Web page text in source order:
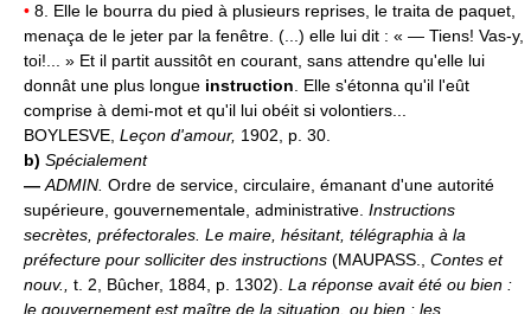
• 8. Elle le bourra du pied à plusieurs reprises, le traita de paquet,
menaça de le jeter par la fenêtre. (...) elle lui dit : « — Tiens! Vas-y,
toi!... » Et il partit aussitôt en courant, sans attendre qu'elle lui
donnât une plus longue instruction. Elle s'étonna qu'il l'eût
comprise à demi-mot et qu'il lui obéit si volontiers...
BOYLESVE, Leçon d'amour, 1902, p. 30.
b) Spécialement
—ADMIN. Ordre de service, circulaire, émanant d'une autorité
supérieure, gouvernementale, administrative. Instructions
secrètes, préfectorales. Le maire, hésitant, télégraphia à la
préfecture pour solliciter des instructions (MAUPASS., Contes et
nouv., t. 2, Bûcher, 1884, p. 1302). La réponse avait été ou bien :
le gouvernement est maître de la situation, ou bien : les